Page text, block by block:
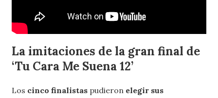
La imitaciones de la gran final de
‘Tu Cara Me Suena 12’
Los cinco finalistas pudieron elegir sus